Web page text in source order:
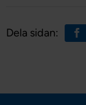
Dela sidan: